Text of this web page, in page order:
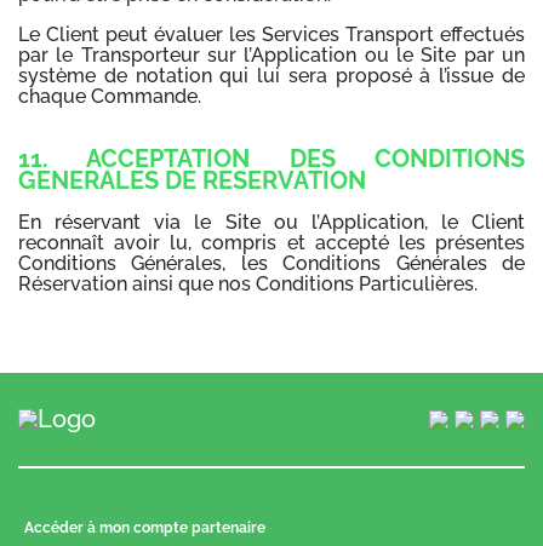
Le Client peut évaluer les Services Transport effectués
par le Transporteur sur l’Application ou le Site par un
système de notation qui lui sera proposé à l’issue de
chaque Commande.
11. ACCEPTATION DES CONDITIONS
GENERALES DE RESERVATION
En réservant via le Site ou l’Application, le Client
reconnaît avoir lu, compris et accepté les présentes
Conditions Générales, les Conditions Générales de
Réservation ainsi que nos Conditions Particulières.
Accéder à mon compte partenaire